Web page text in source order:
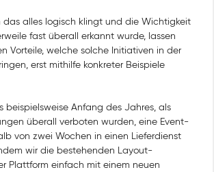
das alles logisch klingt und die Wichtigkeit
fast überall erkannt wurde, lassen
Vorteile, welche solche Initiativen in der
erst mithilfe konkreter Beispiele
beispielsweise Anfang des Jahres, als
überall verboten wurden, eine Event-
von zwei Wochen in einen Lieferdienst
wir die bestehenden Layout-
Plattform einfach mit einem neuen